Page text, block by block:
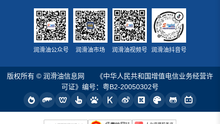
润滑油公众号 润滑油市场 润滑油视频号 润滑油抖音号
版权所有 © 润滑油信息网
《中华人民共和国增值电信业务经营许
可证》编号：粤B2-20050302号